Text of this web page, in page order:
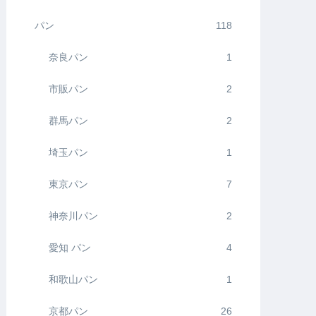
パン 118
奈良パン 1
市販パン 2
群馬パン 2
埼玉パン 1
東京パン 7
神奈川パン 2
愛知 パン 4
和歌山パン 1
京都パン 26